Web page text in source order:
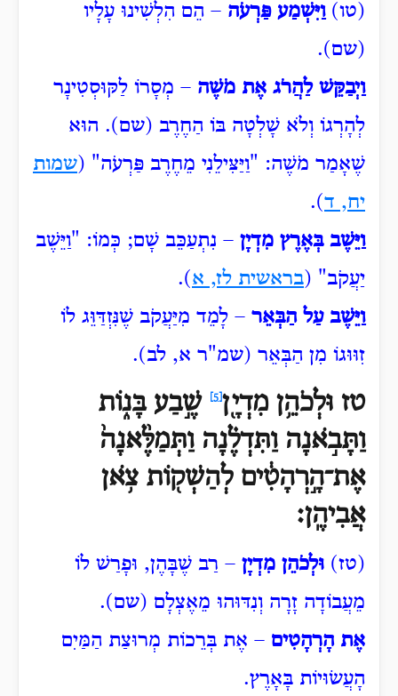
(טו)וַיִּשְׁמַע פַּרְעֹה – הֵם הִלְשִׁינוּ עָלָיו
(שם).
וַיְבַקֵּשׁ לַהֲרֹג אֶת מֹשֶׁה – מְסָרוֹ לַקּוּסְטִינָר
לְהָרְגוֹ וְלֹא שָׁלְטָה בּוֹ הַחֶרֶב (שם). הוּא
שֶׁאָמַר מֹשֶׁה: "וַיַּצִּילֵנִי מֵחֶרֶב פַּרְעֹה" (שמות
יח, ד).
וַיֵּשֶׁב בְּאֶרֶץ מִדְיָן – נִתְעַכֵּב שָׁם; כְּמוֹ: "וַיֵּשֶׁב
יַעֲקֹב" (בראשית לז, א).
וַיֵּשֶׁב עַל הַבְּאֵר – לָמֵד מִיַּעֲקֹב שֶׁנִּזְדַּוֵּג לוֹ
זִוּוּגוֹ מִן הַבְּאֵר (שמ"ר א, לב).
טז וּלְכֹהֵ֥ן מִדְיָ֖ן
שֶׁ֣בַע בָּנ֑וֹת
וַתָּבֹ֣אנָה וַתִּדְלֶ֗נָה וַתְּמַלֶּ֨אנָה֙
אֶת־הָ֣רְהָטִ֔ים לְהַשְׁק֖וֹת צֹ֥אן
אֲבִיהֶֽן׃
(טז) וּלְכֹהֵן מִדְיָן – רַב שֶׁבָּהֶן, וּפָרַשׁ לוֹ
מֵעֲבוֹדָה זָרָה וְנִדּוּהוּ מֵאֶצְלָם (שם).
אֶת הָרְהָטִים – אֶת בְּרֵכוֹת מְרוּצַת הַמַּיִם
הָעֲשׂוּיוֹת בָּאָרֶץ.